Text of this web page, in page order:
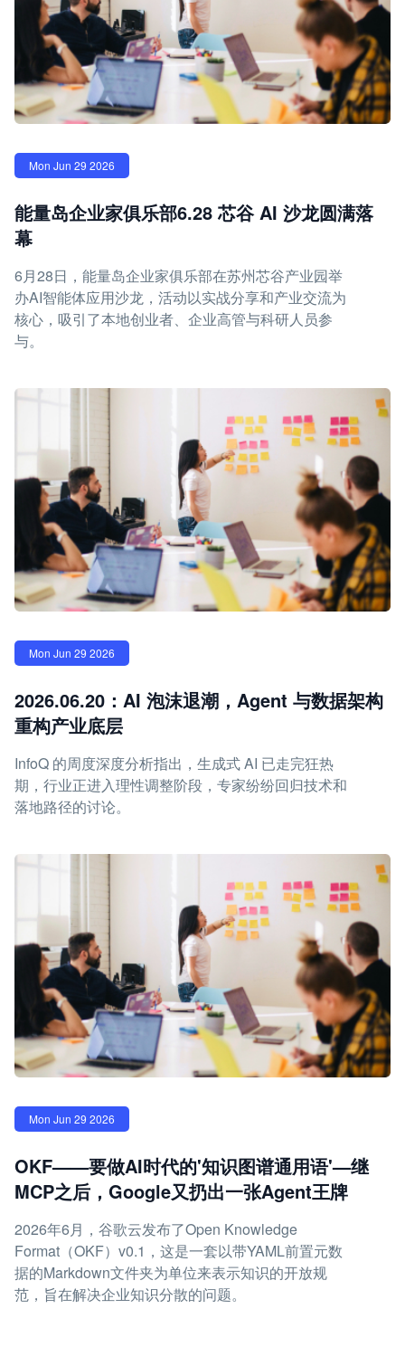
Mon Jun 29 2026
能量岛企业家俱乐部6.28 芯谷 AI 沙龙圆满落
幕
6月28日，能量岛企业家俱乐部在苏州芯谷产业园举
办AI智能体应用沙龙，活动以实战分享和产业交流为
核心，吸引了本地创业者、企业高管与科研人员参
与。
Mon Jun 29 2026
2026.06.20：AI 泡沫退潮，Agent 与数据架构
重构产业底层
InfoQ 的周度深度分析指出，生成式 AI 已走完狂热
期，行业正进入理性调整阶段，专家纷纷回归技术和
落地路径的讨论。
Mon Jun 29 2026
OKF——要做AI时代的'知识图谱通用语'—继
MCP之后，Google又扔出一张Agent王牌
2026年6月，谷歌云发布了Open Knowledge
Format（OKF）v0.1，这是一套以带YAML前置元数
据的Markdown文件夹为单位来表示知识的开放规
范，旨在解决企业知识分散的问题。